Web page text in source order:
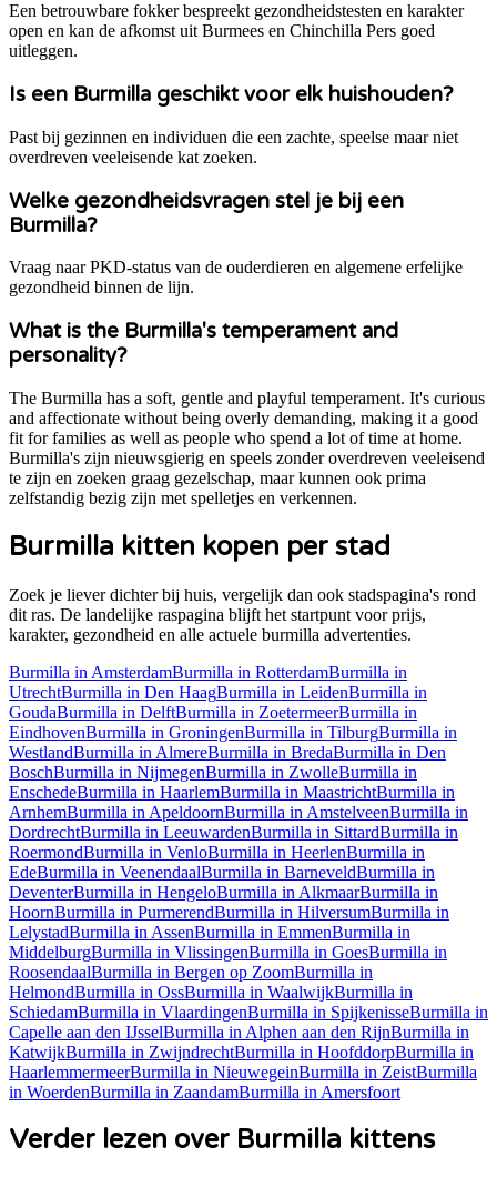
Een betrouwbare fokker bespreekt gezondheidstesten en karakter
open en kan de afkomst uit Burmees en Chinchilla Pers goed
uitleggen.
Is een Burmilla geschikt voor elk huishouden?
Past bij gezinnen en individuen die een zachte, speelse maar niet
overdreven veeleisende kat zoeken.
Welke gezondheidsvragen stel je bij een
Burmilla?
Vraag naar PKD-status van de ouderdieren en algemene erfelijke
gezondheid binnen de lijn.
What is the Burmilla's temperament and
personality?
The Burmilla has a soft, gentle and playful temperament. It's curious
and affectionate without being overly demanding, making it a good
fit for families as well as people who spend a lot of time at home.
Burmilla's zijn nieuwsgierig en speels zonder overdreven veeleisend
te zijn en zoeken graag gezelschap, maar kunnen ook prima
zelfstandig bezig zijn met spelletjes en verkennen.
Burmilla kitten kopen per stad
Zoek je liever dichter bij huis, vergelijk dan ook stadspagina's rond
dit ras. De landelijke raspagina blijft het startpunt voor prijs,
karakter, gezondheid en alle actuele burmilla advertenties.
Burmilla in AmsterdamBurmilla in RotterdamBurmilla in
UtrechtBurmilla in Den HaagBurmilla in LeidenBurmilla in
GoudaBurmilla in DelftBurmilla in ZoetermeerBurmilla in
EindhovenBurmilla in GroningenBurmilla in TilburgBurmilla in
WestlandBurmilla in AlmereBurmilla in BredaBurmilla in Den
BoschBurmilla in NijmegenBurmilla in ZwolleBurmilla in
EnschedeBurmilla in HaarlemBurmilla in MaastrichtBurmilla in
ArnhemBurmilla in ApeldoornBurmilla in AmstelveenBurmilla in
DordrechtBurmilla in LeeuwardenBurmilla in SittardBurmilla in
RoermondBurmilla in VenloBurmilla in HeerlenBurmilla in
EdeBurmilla in VeenendaalBurmilla in BarneveldBurmilla in
DeventerBurmilla in HengeloBurmilla in AlkmaarBurmilla in
HoornBurmilla in PurmerendBurmilla in HilversumBurmilla in
LelystadBurmilla in AssenBurmilla in EmmenBurmilla in
MiddelburgBurmilla in VlissingenBurmilla in GoesBurmilla in
RoosendaalBurmilla in Bergen op ZoomBurmilla in
HelmondBurmilla in OssBurmilla in WaalwijkBurmilla in
SchiedamBurmilla in VlaardingenBurmilla in SpijkenisseBurmilla in
Capelle aan den IJsselBurmilla in Alphen aan den RijnBurmilla in
KatwijkBurmilla in ZwijndrechtBurmilla in HoofddorpBurmilla in
HaarlemmermeerBurmilla in NieuwegeinBurmilla in ZeistBurmilla
in WoerdenBurmilla in ZaandamBurmilla in Amersfoort
Verder lezen over Burmilla kittens